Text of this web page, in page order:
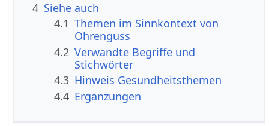
4 Siehe auch
4.1 Themen im Sinnkontext von
Ohrenguss
4.2 Verwandte Begriffe und
Stichwörter
4.3 Hinweis Gesundheitsthemen
4.4 Ergänzungen